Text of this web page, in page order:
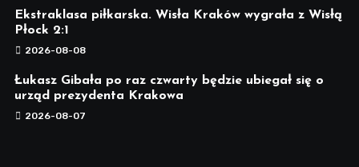
Ekstraklasa piłkarska. Wisła Kraków wygrała z Wisłą
Płock 2:1
2026-08-08
Łukasz Gibała po raz czwarty będzie ubiegał się o
urząd prezydenta Krakowa
2026-08-07